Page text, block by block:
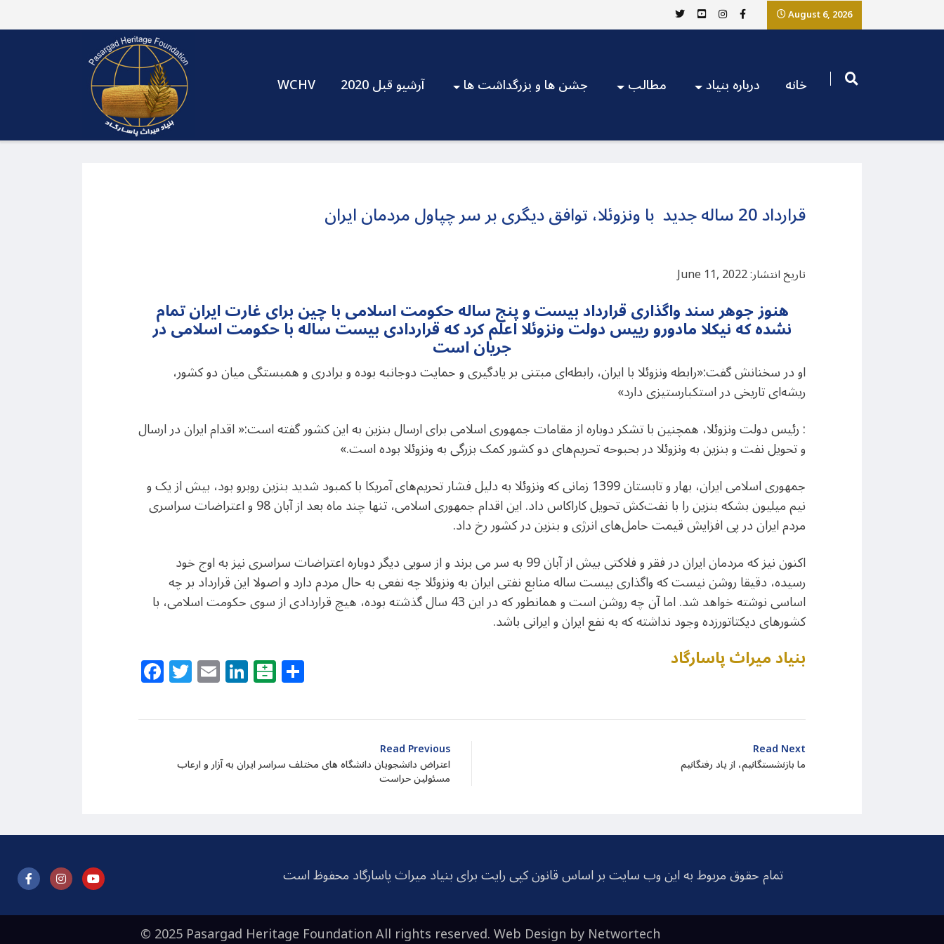
August 6, 2026
WCHV آرشیو قبل 2020 جشن ها و بزرگداشت ها مطالب درباره بنیاد خانه
قرارداد 20 ساله جدید با ونزوئلا، توافق دیگری بر سر چپاول مردمان ایران
تاریخ انتشار: June 11, 2022
هنوز جوهر سند واگذاری قرارداد بیست و پنج ساله حکومت اسلامی با چین برای غارت ایران تمام
نشده که نیکلا مادورو رییس دولت ونزوئلا اعلم کرد که قراردادی بیست ساله با حکومت اسلامی در
جریان است
او در سخنانش گفت:«رابطه ونزوئلا با ایران، رابطه‌ای مبتنی بر یادگیری و حمایت دوجانبه بوده و برادری و همبستگی میان دو کشور،
ریشه‌ای تاریخی در استکبارستیزی دارد»
: رئیس دولت ونزوئلا، همچنین با تشکر دوباره از مقامات جمهوری اسلامی برای ارسال بنزین به این کشور گفته است:« اقدام ایران در ارسال
و تحویل نفت و بنزین به ونزوئلا در بحبوحه تحریم‌های دو کشور کمک بزرگی به ونزوئلا بوده‌ است.»
جمهوری اسلامی ایران، بهار و تابستان 1399 زمانی که ونزوئلا به دلیل فشار تحریم‌‌های آمریکا با کمبود شدید بنزین روبرو بود، بیش از یک و
نیم میلیون بشکه بنزین را با نفت‌کش تحویل کاراکاس داد. این اقدام جمهوری اسلامی، تنها چند ماه بعد از آبان 98 و اعتراضات سراسری
مردم ایران در پی افزایش قیمت حامل‌های انرژی و بنزین در کشور رخ داد.
اکنون نیز که مردمان ایران در فقر و فلاکتی بیش از آبان 99 به سر می برند و از سویی دیگر دوباره اعتراضات سراسری نیز به اوج خود
رسیده، دقیقا روشن نیست که واگذاری بیست ساله منابع نفتی ایران به ونزوئلا چه نفعی به حال مردم دارد و اصولا این قرارداد بر چه
اساسی نوشته خواهد شد. اما آن چه روشن است و همانطور که در این 43 سال گذشته بوده، هیچ قراردادی از سوی حکومت اسلامی، با
کشورهای دیکتاتورزده وجود نداشته که به نفع ایران و ایرانی باشد.
Facebook
Twitter
EmailLinkedIn
Balatarin بنیاد میراث پاسارگاد
Read Previous
اعتراض دانشجویان دانشگاه های مختلف سراسر ایران به آزار و ارعاب
مسئولین حراست
Read Next
ما بازنشستگانیم، از یاد رفتگانیم
تمام حقوق مربوط به این وب سایت بر اساس قانون کپی رایت برای بنیاد میراث پاسارگاد محفوظ است
© 2025 Pasargad Heritage Foundation All rights reserved. Web Design byNetwortech